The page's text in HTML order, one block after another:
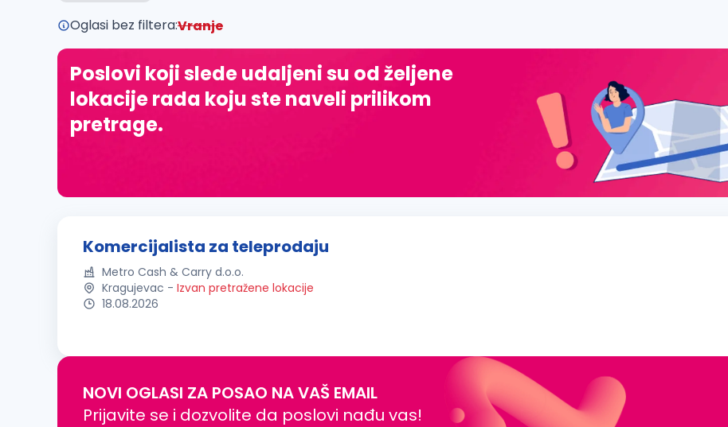
Oglasi bez filtera:Vranje
Poslovi koji slede udaljeni su od željene
lokacije rada koju ste naveli prilikom
pretrage.
Komercijalista za teleprodaju
Metro Cash & Carry d.o.o.
Kragujevac - Izvan pretražene lokacije
18.08.2026
NOVI OGLASI ZA POSAO NA VAŠ EMAIL
Prijavite se i dozvolite da poslovi nađu vas!